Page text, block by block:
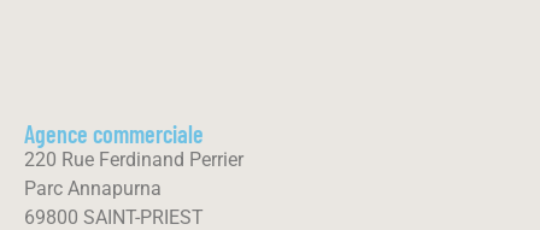
Agence commerciale
220 Rue Ferdinand Perrier
Parc Annapurna
69800 SAINT-PRIEST